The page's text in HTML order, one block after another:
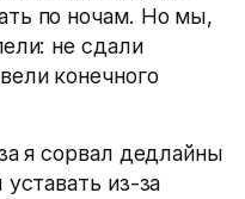
по ночам. Но мы,
не сдали
конечного
я сорвал дедлайны
из-за